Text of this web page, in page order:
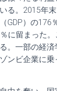
る。2015年
GDP）の176
に留まった
。一部の経済
ンビ企業に